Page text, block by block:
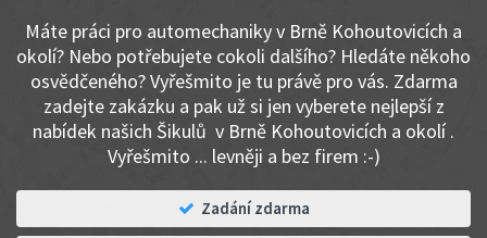
Máte práci pro automechaniky v Brně Kohoutovicích a
okolí? Nebo potřebujete cokoli dalšího? Hledáte někoho
osvědčeného? Vyřešmito je tu právě pro vás. Zdarma
zadejte zakázku a pak už si jen vyberete nejlepší z
nabídek našich Šikulů v Brně Kohoutovicích a okolí .
Vyřešmito ... levněji a bez firem :-)
Zadání zdarma